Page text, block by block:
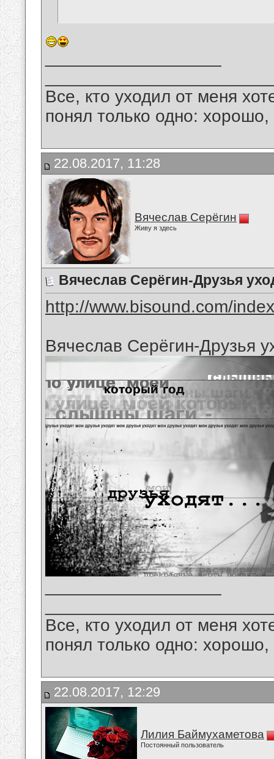
Все, кто уходил от меня
понял только одно:
22.08.2017, 11:28
Вячеслав Серёгин
Живу я здесь
Вячеслав Серёгин-Друзья
http://www.bisound.com/
Вячеслав Серёгин-Друзья
Все, кто уходил от меня
понял только одно:
22.08.2017, 12:29
Лилия Баймухаметова
Постоянный пользователь